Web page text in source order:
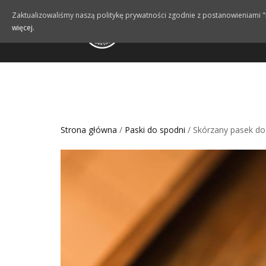
Strona główna / Paski do spodni / Skórzany pasek
Zaktualizowaliśmy naszą politykę prywatności zgodnie z postanowieniami
więcej.